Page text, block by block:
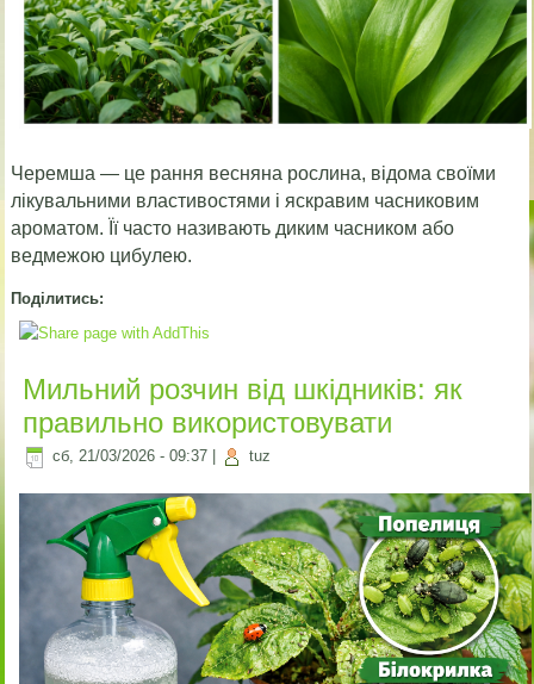
Черемша — це рання весняна рослина, відома своїми
лікувальними властивостями і яскравим часниковим
ароматом. Її часто називають диким часником або
ведмежою цибулею.
Поділитись:
Мильний розчин від шкідників: як
правильно використовувати
сб, 21/03/2026 - 09:37 tuz